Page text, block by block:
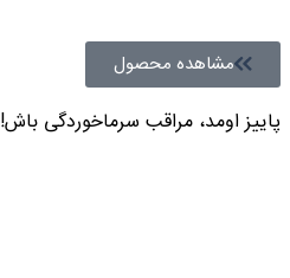
مشاهده محصول
پاییز اومد، مراقب سرماخوردگی باش!